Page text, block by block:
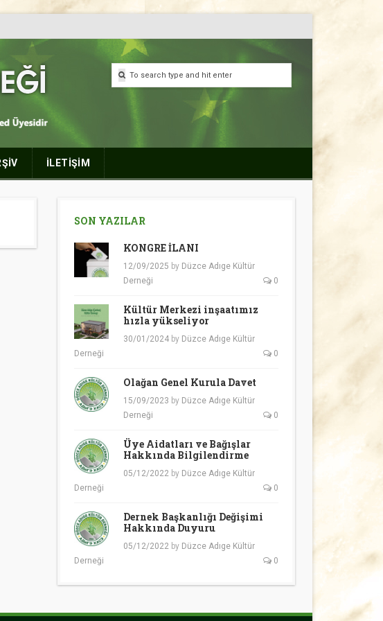
İLETİŞİM
SON YAZILAR
KONGRE İLANI
12/09/2025 by Düzce Adıge Kültür
Derneği
0
Kültür Merkezi inşaatımız
hızla yükseliyor
30/01/2024by Düzce Adıge Kültür
Derneği
0
Olağan Genel Kurula Davet
15/09/2023 by Düzce Adıge Kültür
Derneği
0
Üye Aidatları ve Bağışlar
Hakkında Bilgilendirme
05/12/2022by Düzce Adıge Kültür
Derneği
0
Dernek Başkanlığı Değişimi
Hakkında Duyuru
05/12/2022by Düzce Adıge Kültür
Derneği
0